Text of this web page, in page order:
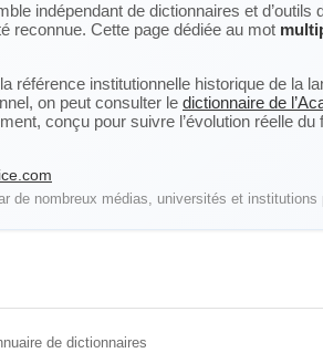
indépendant de dictionnaires et
reconnue. Cette page dédiée au mot
référence institutionnelle historique de la
on peut consulter le dictionnaire de
conçu pour suivre l’évolution réelle
de nombreux médias, universités et institutions
de dictionnaires